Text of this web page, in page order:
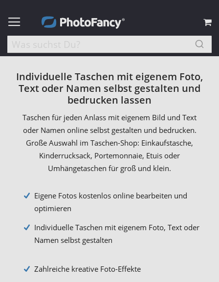
Individuelle Taschen mit eigenem Foto,
Text oder Namen selbst gestalten und
bedrucken lassen
Taschen für jeden Anlass mit eigenem Bild und Text
oder Namen online selbst gestalten und bedrucken.
Große Auswahl im Taschen-Shop: Einkaufstasche,
Kinderrucksack, Portemonnaie, Etuis oder
Umhängetaschen für groß und klein.
Eigene Fotos kostenlos online bearbeiten und
optimieren
Individuelle Taschen mit eigenem Foto, Text oder
Namen selbst gestalten
Zahlreiche kreative Foto-Effekte